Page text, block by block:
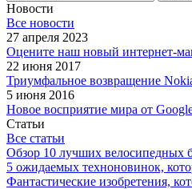
Новости
Все новости
27 апреля 2023
Оцените наш новый интернет-
22 июня 2017
Триумфальное возвращение
5 июня 2016
Новое восприятие мира от
Статьи
Все статьи
Обзор 10 лучших велосипедных
5 ожидаемых техноновинок,
Фантастические изобретения,